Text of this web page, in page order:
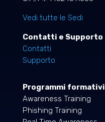
Vedi tutte le Sedi
Contatti e Supporto
Contatti
Supporto
Programmi formativi
Awareness Training
Phishing Training